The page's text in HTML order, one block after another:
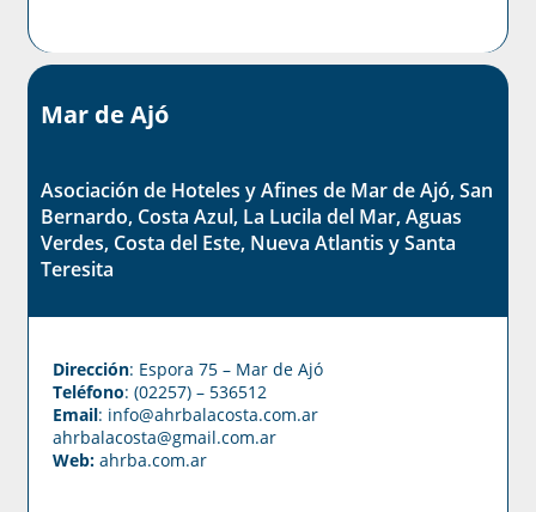
Mar de Ajó
Asociación de Hoteles y Afines de Mar de Ajó, San
Bernardo, Costa Azul, La Lucila del Mar, Aguas
Verdes, Costa del Este, Nueva Atlantis y Santa
Teresita
Dirección: Espora 75 – Mar de Ajó
Teléfono: (02257) – 536512
Email: info@ahrbalacosta.com.ar
ahrbalacosta@gmail.com.ar
Web: ahrba.com.ar